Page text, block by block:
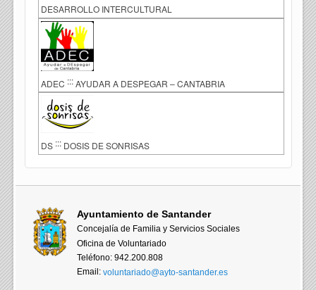
DESARROLLO INTERCULTURAL
ADEC ::: AYUDAR A DESPEGAR – CANTABRIA
DS ::: DOSIS DE SONRISAS
Ayuntamiento de Santander
Concejalía de Familia y Servicios Sociales
Oficina de Voluntariado
Teléfono: 942.200.808
Email:voluntariado@ayto-santander.es